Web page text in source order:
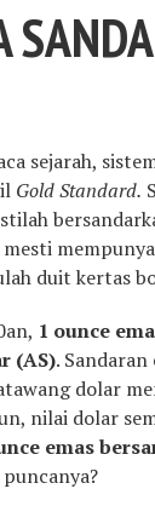
sejarah,
Gold Standard.
duit kertas
1 ounce
(AS). Sandaran
dolar
nilai dolar
emas